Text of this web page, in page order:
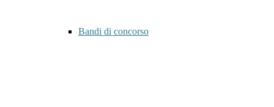
Bandi di concorso